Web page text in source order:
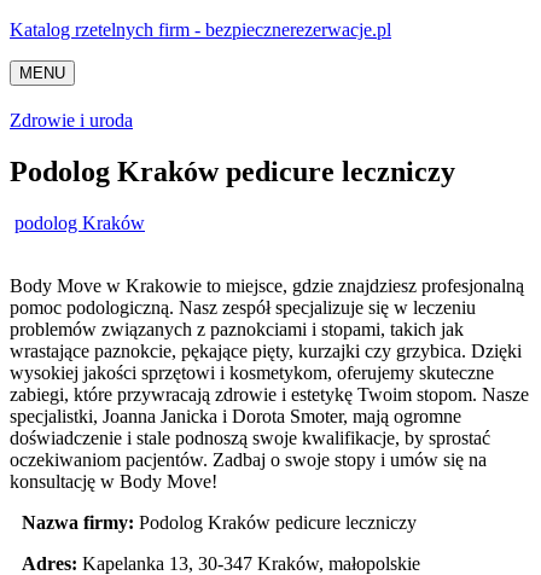
Katalog rzetelnych firm - bezpiecznerezerwacje.pl
MENU
Zdrowie i uroda
Podolog Kraków pedicure leczniczy
podolog Kraków
Body Move w Krakowie to miejsce, gdzie znajdziesz profesjonalną
pomoc podologiczną. Nasz zespół specjalizuje się w leczeniu
problemów związanych z paznokciami i stopami, takich jak
wrastające paznokcie, pękające pięty, kurzajki czy grzybica. Dzięki
wysokiej jakości sprzętowi i kosmetykom, oferujemy skuteczne
zabiegi, które przywracają zdrowie i estetykę Twoim stopom. Nasze
specjalistki, Joanna Janicka i Dorota Smoter, mają ogromne
doświadczenie i stale podnoszą swoje kwalifikacje, by sprostać
oczekiwaniom pacjentów. Zadbaj o swoje stopy i umów się na
konsultację w Body Move!
Nazwa firmy: Podolog Kraków pedicure leczniczy
Adres: Kapelanka 13, 30-347 Kraków, małopolskie